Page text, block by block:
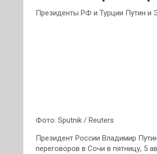
Президенты РФ и Турции Путин и
Фото: Sputnik / Reuters
Президент России Владимир
переговоров в Сочи в пятницу, 5